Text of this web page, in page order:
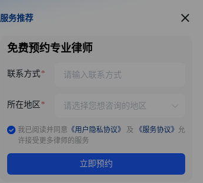
服务推荐
服务推荐
免费预约专业律师
联系方式
所在地区
我已阅读并同意 《用户隐私协议》 及 《服务协议》 允
许接受更多律师的服务
立即预约